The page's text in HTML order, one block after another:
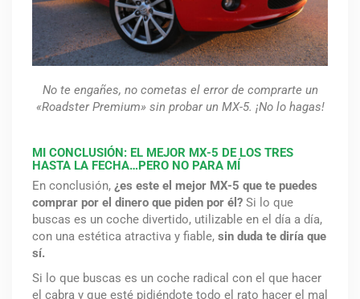
No te engañes, no cometas el error de comprarte un
«Roadster Premium» sin probar un MX-5. ¡No lo hagas!
MI CONCLUSIÓN: EL MEJOR MX-5 DE LOS TRES
HASTA LA FECHA…PERO NO PARA MÍ
En conclusión, ¿es este el mejor MX-5 que te puedes
comprar por el dinero que piden por él? Si lo que
buscas es un coche divertido, utilizable en el día a día,
con una estética atractiva y fiable, sin duda te diría que
sí.
Si lo que buscas es un coche radical con el que hacer
el cabra y que esté pidiéndote todo el rato hacer el mal